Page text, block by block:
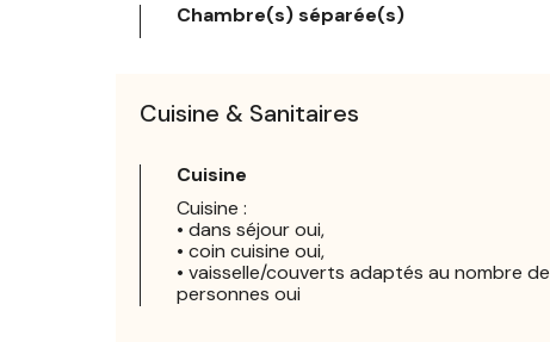
Chambre(s) séparée(s)
Cuisine & Sanitaires
Cuisine
Cuisine :
• dans séjour oui,
• coin cuisine oui,
• vaisselle/couverts adaptés au nombre de
personnes oui